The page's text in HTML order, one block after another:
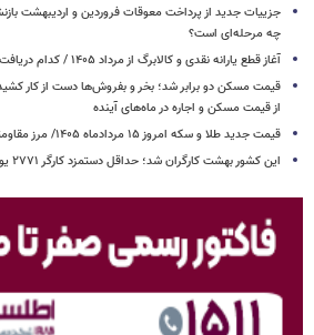
جزییات جدید از پرداخت معوقات فروردین و اردیبهشت
چه مرحله‌ای است؟
آغاز قطع یارانه نقدی و کالابرگ از مرداد ۱۴۰۵ / کدام دریافت‌کنندگان از فهرست حذف شدند؟
قیمت مسکن دو برابر شد؛ بخر و بفروش‌ها دست از کار
از قیمت مسکن و اجاره‌ در ماه‌های آینده
قیمت جدید طلا و سکه امروز ۱۵ مردادماه ۱۴۰۵/ مرز مقاومتی طلا و سکه شکست + جدول
این کشور بهشت کارگران شد؛ حداقل دستمزد کارگر ۲۷۷۱ یورو در ماه